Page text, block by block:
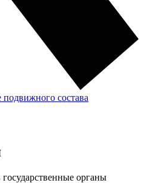
состава
органы